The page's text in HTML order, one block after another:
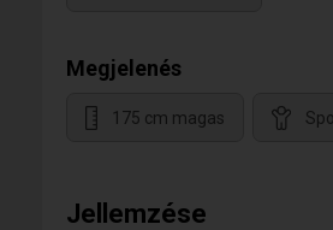
Megjelenés
175 cm magas
Jellemzése